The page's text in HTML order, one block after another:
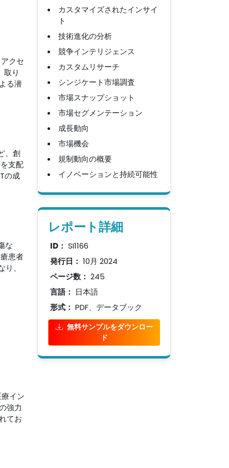
クセ
取り
る潜
、創
支配
の成
な
患者
、
イン
強力
てお
カスタマイズされたインサイ
ト
技術進化の分析
競争インテリジェンス
カスタムリサーチ
シンジケート市場調査
市場スナップショット
市場セグメンテーション
成長動向
市場機会
規制動向の概要
イノベーションと持続可能性
レポート詳細
ID： SI1166
発行日： 10月 2024
ページ数： 245
言語： 日本語
形式： PDF、データブック
無料サンプルをダウンロー
ド